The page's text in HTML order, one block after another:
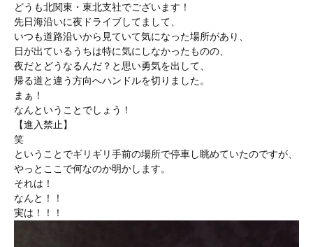
どうも北関東・東北支社でございます！
先日海沿いに夜ドライブしてまして、
いつも道路沿いから見ていて気になった場所があり、
日が出ているうちは特に気にしなかったものの、
夜だとどうなるんだ？と思い勇気を出して、
帰る道と違う方向へハンドルを切りました。
まぁ！
なんということでしょう！
【進入禁止】
笑
ということでギリギリ手前の場所で停車し眺めていたのですが、
やっとここで何なのか明かします。
それは！
なんと！！
実は！！！